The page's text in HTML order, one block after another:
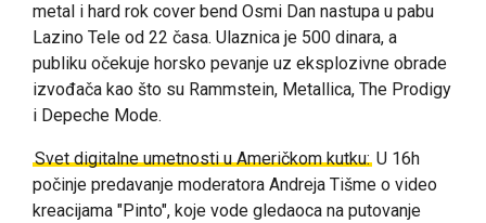
metal i hard rok cover bend Osmi Dan nastupa u pabu
Lazino Tele od 22 časa. Ulaznica je 500 dinara, a
publiku očekuje horsko pevanje uz eksplozivne obrade
izvođača kao što su Rammstein, Metallica, The Prodigy
i Depeche Mode.
Svet digitalne umetnosti u Američkom kutku: U 16h
počinje predavanje moderatora Andreja Tišme o video
kreacijama "Pinto", koje vode gledaoca na putovanje